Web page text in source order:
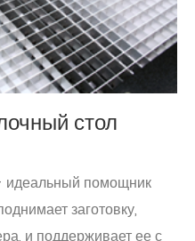
стол
идеальный помощник
заготовку,
и поддерживает ее с